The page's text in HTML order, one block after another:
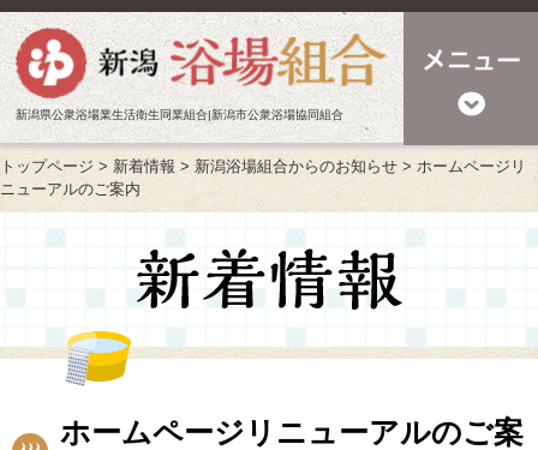
新潟県公衆浴場業生活衛生同業組合|新潟市公衆浴場協同組合
トップページ > 新着情報 > 新潟浴場組合からのお知らせ > ホームページリ
ニューアルのご案内
ホームページリニューアルのご案